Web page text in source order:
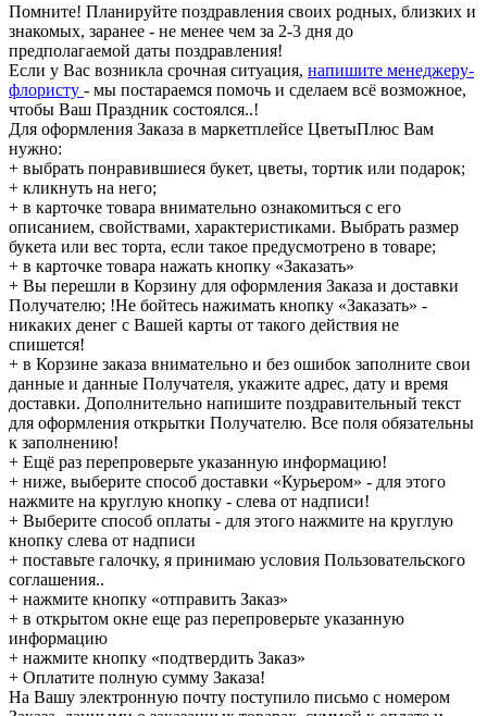
Помните! Планируйте поздравления своих родных, близких и
знакомых, заранее - не менее чем за 2-3 дня до
предполагаемой даты поздравления!
Если у Вас возникла срочная ситуация, напишите менеджеру-
флористу - мы постараемся помочь и сделаем всё возможное,
чтобы Ваш Праздник состоялся..!
Для оформления Заказа в маркетплейсе ЦветыПлюс Вам
нужно:
+ выбрать понравившиеся букет, цветы, тортик или подарок;
+ кликнуть на него;
+ в карточке товара внимательно ознакомиться с его
описанием, свойствами, характеристиками. Выбрать размер
букета или вес торта, если такое предусмотрено в товаре;
+ в карточке товара нажать кнопку «Заказать»
+ Вы перешли в Корзину для оформления Заказа и доставки
Получателю; !Не бойтесь нажимать кнопку «Заказать» -
никаких денег с Вашей карты от такого действия не
спишется!
+ в Корзине заказа внимательно и без ошибок заполните свои
данные и данные Получателя, укажите адрес, дату и время
доставки. Дополнительно напишите поздравительный текст
для оформления открытки Получателю. Все поля обязательны
к заполнению!
+ Ещё раз перепроверьте указанную информацию!
+ ниже, выберите способ доставки «Курьером» - для этого
нажмите на круглую кнопку - слева от надписи!
+ Выберите способ оплаты - для этого нажмите на круглую
кнопку слева от надписи
+ поставьте галочку, я принимаю условия Пользовательского
соглашения..
+ нажмите кнопку «отправить Заказ»
+ в открытом окне еще раз перепроверьте указанную
информацию
+ нажмите кнопку «подтвердить Заказ»
+ Оплатите полную сумму Заказа!
На Вашу электронную почту поступило письмо с номером